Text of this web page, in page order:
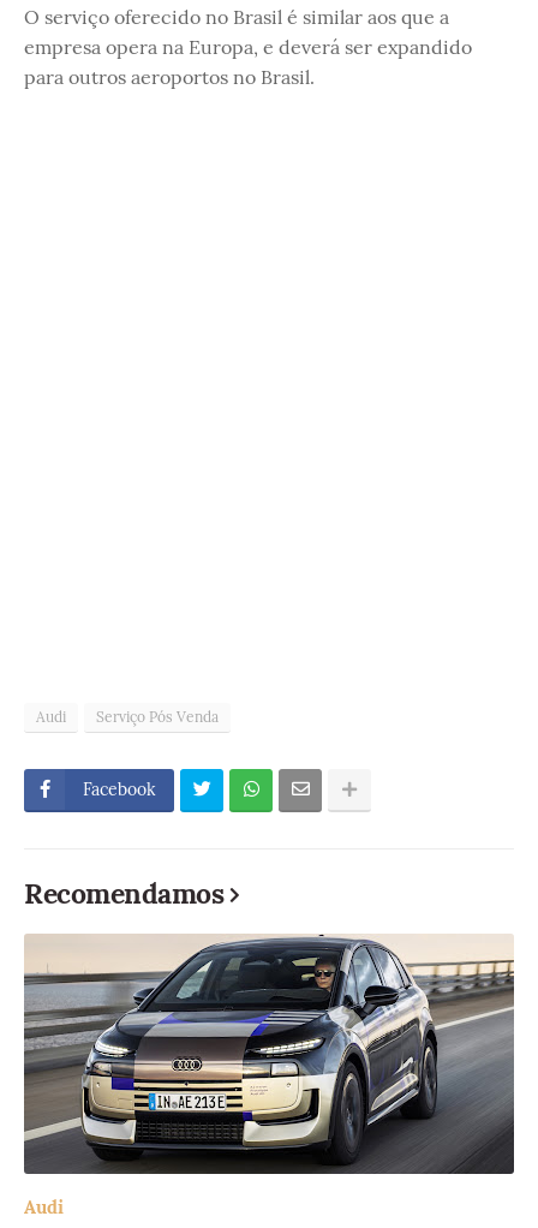
O serviço oferecido no Brasil é similar aos que a
empresa opera na Europa, e deverá ser expandido
para outros aeroportos no Brasil.
Audi Serviço Pós Venda
Facebook
Recomendamos
Audi